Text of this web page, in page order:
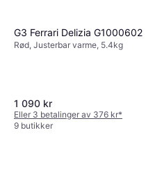
G3 Ferrari Delizia G1000602
Rød, Justerbar varme, 5.4kg
1 090 kr
Eller 3 betalinger av 376 kr*
9 butikker